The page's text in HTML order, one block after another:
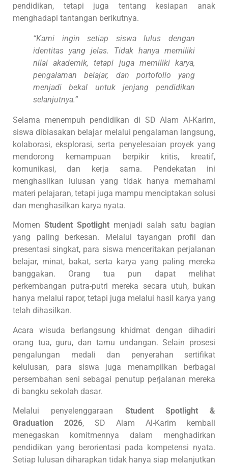
pendidikan, tetapi juga tentang kesiapan anak
menghadapi tantangan berikutnya.
“Kami ingin setiap siswa lulus dengan
identitas yang jelas. Tidak hanya memiliki
nilai akademik, tetapi juga memiliki karya,
pengalaman belajar, dan portofolio yang
menjadi bekal untuk jenjang pendidikan
selanjutnya.”
Selama menempuh pendidikan di SD Alam Al-Karim,
siswa dibiasakan belajar melalui pengalaman langsung,
kolaborasi, eksplorasi, serta penyelesaian proyek yang
mendorong kemampuan berpikir kritis, kreatif,
komunikasi, dan kerja sama. Pendekatan ini
menghasilkan lulusan yang tidak hanya memahami
materi pelajaran, tetapi juga mampu menciptakan solusi
dan menghasilkan karya nyata.
Momen Student Spotlight menjadi salah satu bagian
yang paling berkesan. Melalui tayangan profil dan
presentasi singkat, para siswa menceritakan perjalanan
belajar, minat, bakat, serta karya yang paling mereka
banggakan. Orang tua pun dapat melihat
perkembangan putra-putri mereka secara utuh, bukan
hanya melalui rapor, tetapi juga melalui hasil karya yang
telah dihasilkan.
Acara wisuda berlangsung khidmat dengan dihadiri
orang tua, guru, dan tamu undangan. Selain prosesi
pengalungan medali dan penyerahan sertifikat
kelulusan, para siswa juga menampilkan berbagai
persembahan seni sebagai penutup perjalanan mereka
di bangku sekolah dasar.
Melalui penyelenggaraan Student Spotlight &
Graduation 2026, SD Alam Al-Karim kembali
menegaskan komitmennya dalam menghadirkan
pendidikan yang berorientasi pada kompetensi nyata.
Setiap lulusan diharapkan tidak hanya siap melanjutkan